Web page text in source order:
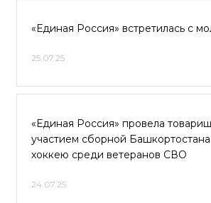
«Единая Россия» встретилась с
25.07.25
«Единая Россия» провела
участием сборной
хоккею среди ветеранов СВО
24.07.25